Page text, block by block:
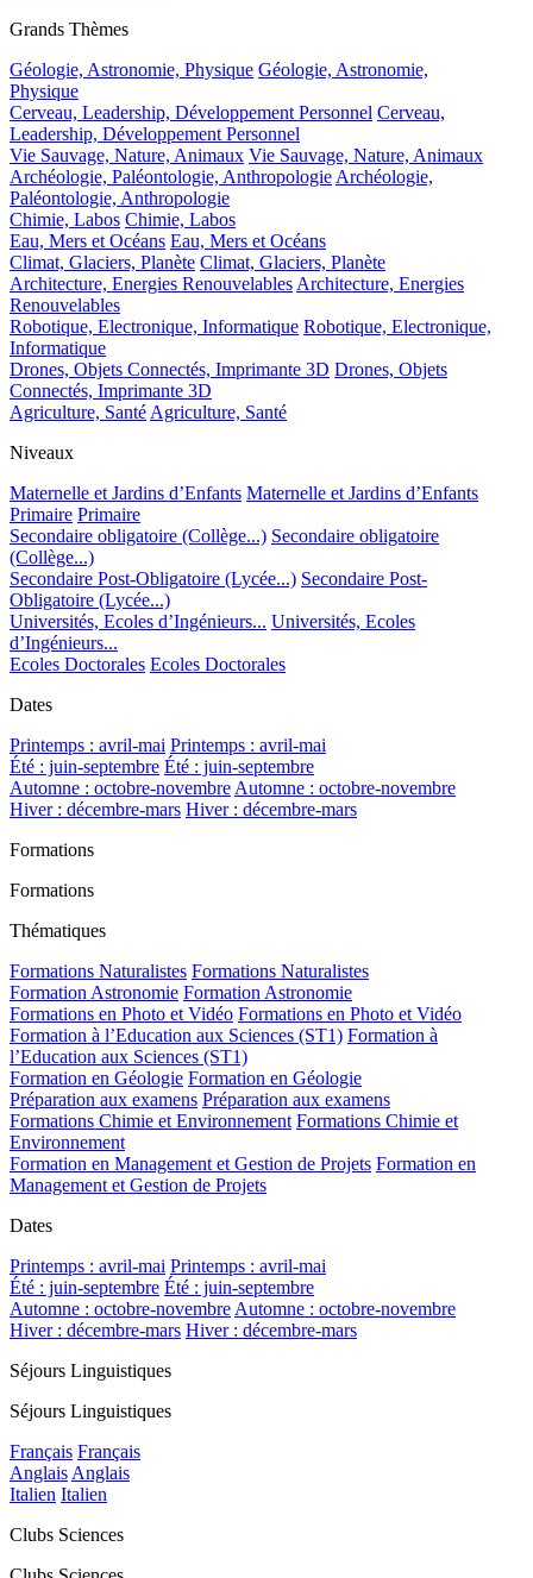
Grands Thèmes
Géologie, Astronomie, Physique Géologie, Astronomie,
Physique
Cerveau, Leadership, Développement Personnel Cerveau,
Leadership, Développement Personnel
Vie Sauvage, Nature, Animaux Vie Sauvage, Nature, Animaux
Archéologie, Paléontologie, Anthropologie Archéologie,
Paléontologie, Anthropologie
Chimie, Labos Chimie, Labos
Eau, Mers et Océans Eau, Mers et Océans
Climat, Glaciers, Planète Climat, Glaciers, Planète
Architecture, Energies Renouvelables Architecture, Energies
Renouvelables
Robotique, Electronique, Informatique Robotique, Electronique,
Informatique
Drones, Objets Connectés, Imprimante 3D Drones, Objets
Connectés, Imprimante 3D
Agriculture, Santé Agriculture, Santé
Niveaux
Maternelle et Jardins d’Enfants Maternelle et Jardins d’Enfants
Primaire Primaire
Secondaire obligatoire (Collège...) Secondaire obligatoire
(Collège...)
Secondaire Post-Obligatoire (Lycée...) Secondaire Post-
Obligatoire (Lycée...)
Universités, Ecoles d’Ingénieurs... Universités, Ecoles
d’Ingénieurs...
Ecoles Doctorales Ecoles Doctorales
Dates
Printemps : avril-mai Printemps : avril-mai
Été : juin-septembre Été : juin-septembre
Automne : octobre-novembre Automne : octobre-novembre
Hiver : décembre-mars Hiver : décembre-mars
Formations
Formations
Thématiques
Formations Naturalistes Formations Naturalistes
Formation Astronomie Formation Astronomie
Formations en Photo et Vidéo Formations en Photo et Vidéo
Formation à l’Education aux Sciences (ST1) Formation à
l’Education aux Sciences (ST1)
Formation en Géologie Formation en Géologie
Préparation aux examens Préparation aux examens
Formations Chimie et Environnement Formations Chimie et
Environnement
Formation en Management et Gestion de Projets Formation en
Management et Gestion de Projets
Dates
Printemps : avril-mai Printemps : avril-mai
Été : juin-septembre Été : juin-septembre
Automne : octobre-novembre Automne : octobre-novembre
Hiver : décembre-mars Hiver : décembre-mars
Séjours Linguistiques
Séjours Linguistiques
Français Français
Anglais Anglais
Italien Italien
Clubs Sciences